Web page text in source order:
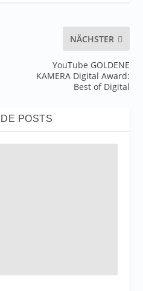
NÄCHSTER
YouTube GOLDENE
KAMERA Digital Award:
Best of Digital
POSTS